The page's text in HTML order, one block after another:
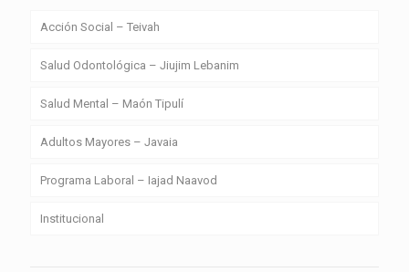
Acción Social – Teivah
Salud Odontológica – Jiujim Lebanim
Salud Mental – Maón Tipulí
Adultos Mayores – Javaia
Programa Laboral – Iajad Naavod
Institucional